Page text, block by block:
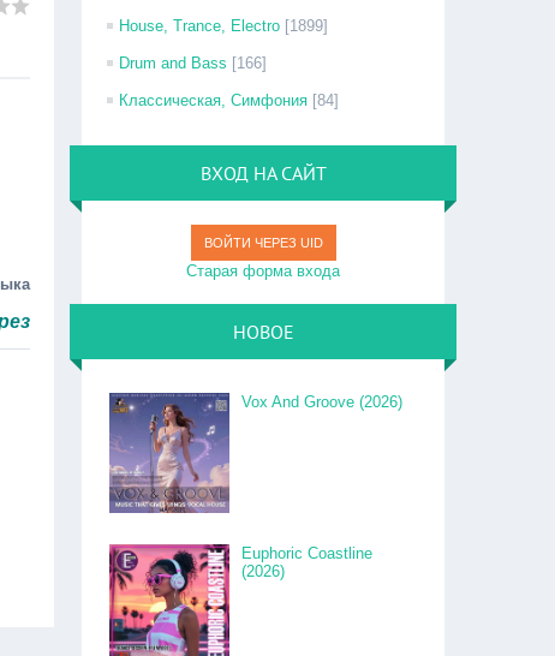
быстро.
House, Trance, Electro [1899]
Drum and Bass [166]
Классическая, Симфония [84]
ВХОД НА САЙТ
ВОЙТИ ЧЕРЕЗ UID
Старая форма входа
НОВОЕ
Vox And Groove (2026)
Euphoric Coastline
(2026)